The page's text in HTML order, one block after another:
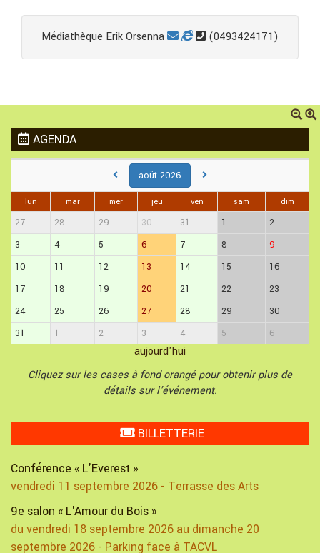
Médiathèque Erik Orsenna (0493424171)
AGENDA
août 2026
lun mar mer jeu ven sam dim
27 28 29 30 31 1
2
3
4 5 6 7 8
9
10
11 12 13 14 15
16
17
18 19 20 21 22
23
24
25 26 27 28 29
30
31
1 2 3 4 5 6
aujourd'hui
Cliquez sur les cases à fond orangé pour obtenir plus de
détails sur l'événement.
BILLETTERIE
Conférence « L'Everest »
vendredi 11 septembre 2026 - Terrasse des Arts
9e salon « L'Amour du Bois »
du vendredi 18 septembre 2026 au dimanche 20
septembre 2026 - Parking face à TACVL